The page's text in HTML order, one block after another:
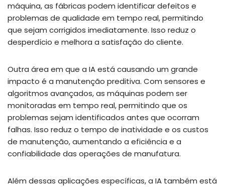
máquina, as fábricas podem identificar defeitos e
problemas de qualidade em tempo real, permitindo
que sejam corrigidos imediatamente. Isso reduz o
desperdício e melhora a satisfação do cliente.
Outra área em que a IA está causando um grande
impacto é a manutenção preditiva. Com sensores e
algoritmos avançados, as máquinas podem ser
monitoradas em tempo real, permitindo que os
problemas sejam identificados antes que ocorram
falhas. Isso reduz o tempo de inatividade e os custos
de manutenção, aumentando a eficiência e a
confiabilidade das operações de manufatura.
Além dessas aplicações específicas, a IA também está